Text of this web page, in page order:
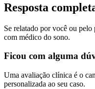
Resposta
Se relatado por você ou
com médico do sono.
Ficou com alguma
Uma avaliação clínica é o
personalizada ao seu caso.